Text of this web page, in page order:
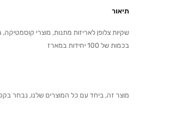
תיאור
בכמות של 100 יחידות במארז
מוצר זה, ביחד עם כל המוצרים שלנו, נבחר